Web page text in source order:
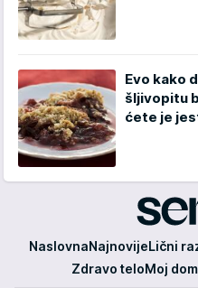
Evo kako
šljivopitu
ćete je
Sensa
NaslovnaNajnovijeLični
Zdravo teloMoj dom